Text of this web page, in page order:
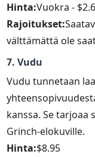
Hinta:Vuokra -
Rajoitukset:
välttämättä ole
7. Vudu
Vudu tunnetaan
kanssa. Se
Grinch-elokuville.
Hinta:$8.95